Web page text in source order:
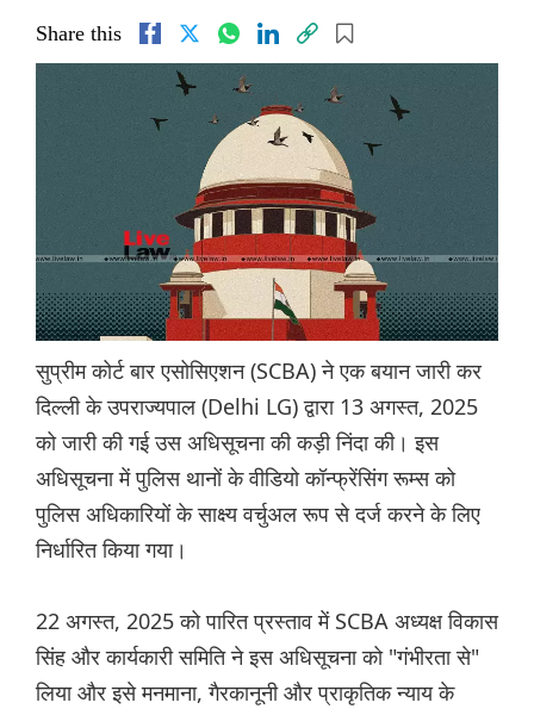
Share this
सुप्रीम कोर्ट बार एसोसिएशन (SCBA) ने एक बयान जारी कर
दिल्ली के उपराज्यपाल (Delhi LG) द्वारा 13 अगस्त, 2025
को जारी की गई उस अधिसूचना की कड़ी निंदा की। इस
अधिसूचना में पुलिस थानों के वीडियो कॉन्फ्रेंसिंग रूम्स को
पुलिस अधिकारियों के साक्ष्य वर्चुअल रूप से दर्ज करने के लिए
निर्धारित किया गया।
22 अगस्त, 2025 को पारित प्रस्ताव में SCBA अध्यक्ष विकास
सिंह और कार्यकारी समिति ने इस अधिसूचना को "गंभीरता से"
लिया और इसे मनमाना, गैरकानूनी और प्राकृतिक न्याय के